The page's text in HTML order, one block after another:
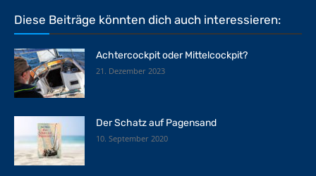
Diese Beiträge könnten dich auch interessieren:
Achtercockpit oder Mittelcockpit?
21. Dezember 2023
Der Schatz auf Pagensand
10. September 2020